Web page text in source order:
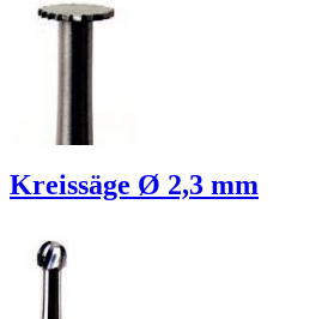
Kreissäge Ø 2,3 mm